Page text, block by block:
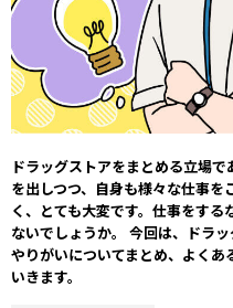
ドラッグストアをまとめる立場
を出しつつ、自身も様々な仕事
く、とても大変です。仕事をす
ないでしょうか。 今回は、ドラ
やりがいについてまとめ、よく
いきます。